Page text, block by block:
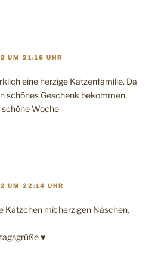
UM 21:16 UHR
eine herzige Katzenfamilie. Da
schönes Geschenk bekommen.
schöne Woche
UM 22:14 UHR
Kätzchen mit herzigen Näschen.
♥